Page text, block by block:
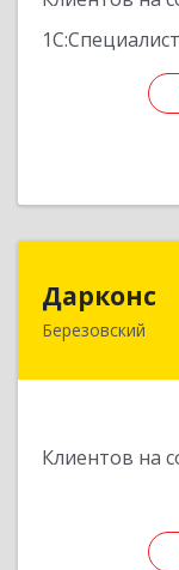
1С:Специалист
Дарконс
Березовский
Клиентов на
623700,